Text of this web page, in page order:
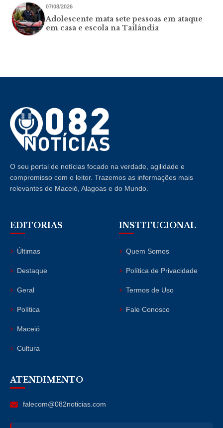
07/08/2026
Adolescente mata sete pessoas em ataque
em casa e escola na Tailândia
O seu portal de notícias focado na verdade, agilidade e
compromisso com o leitor. Trazemos as informações mais
relevantes de Maceió, Alagoas e do Mundo.
EDITORIAS
Últimas
Destaque
Geral
Política
Maceió
Cultura
INSTITUCIONAL
Quem Somos
Política de Privacidade
Termos de Uso
Fale Conosco
ATENDIMENTO
falecom@082noticias.com